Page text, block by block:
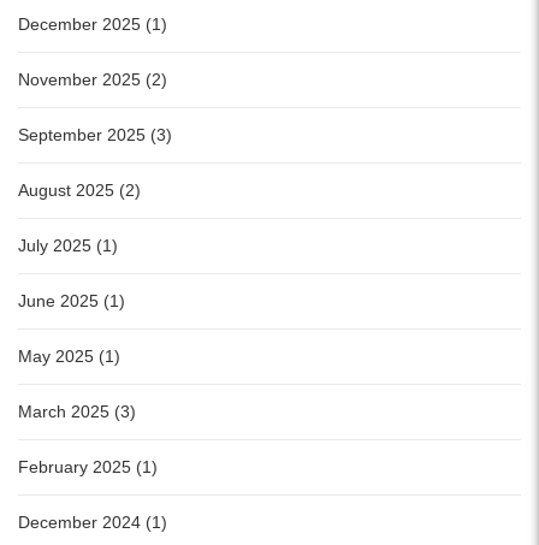
December 2025 (1)
November 2025 (2)
September 2025 (3)
August 2025 (2)
July 2025 (1)
June 2025 (1)
May 2025 (1)
March 2025 (3)
February 2025 (1)
December 2024 (1)